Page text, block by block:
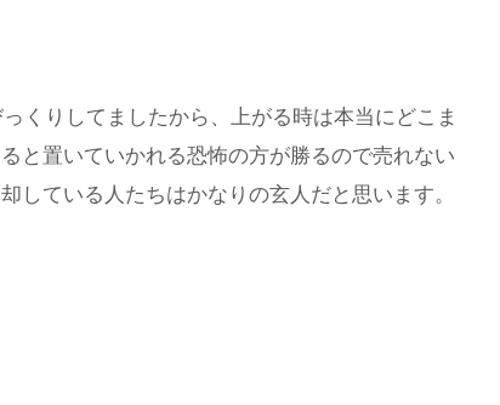
くりしてましたから、上がる時は本当にどこま
と置いていかれる恐怖の方が勝るので売れない
している人たちはかなりの玄人だと思います。